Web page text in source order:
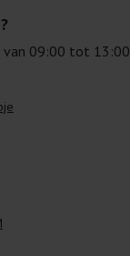
van 09:00 tot 13:00